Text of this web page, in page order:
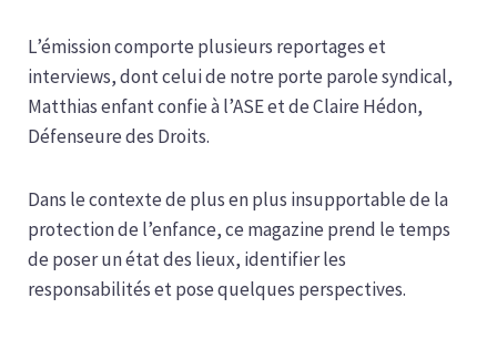
L’émission comporte plusieurs reportages et
interviews, dont celui de notre porte parole syndical,
Matthias enfant confie à l’ASE et de Claire Hédon,
Défenseure des Droits.
Dans le contexte de plus en plus insupportable de la
protection de l’enfance, ce magazine prend le temps
de poser un état des lieux, identifier les
responsabilités et pose quelques perspectives.